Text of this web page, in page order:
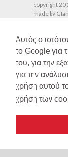
Αυτός ο
το Google για
του, για την
για την
χρήση αυτού
χρήση των
copyright
made by